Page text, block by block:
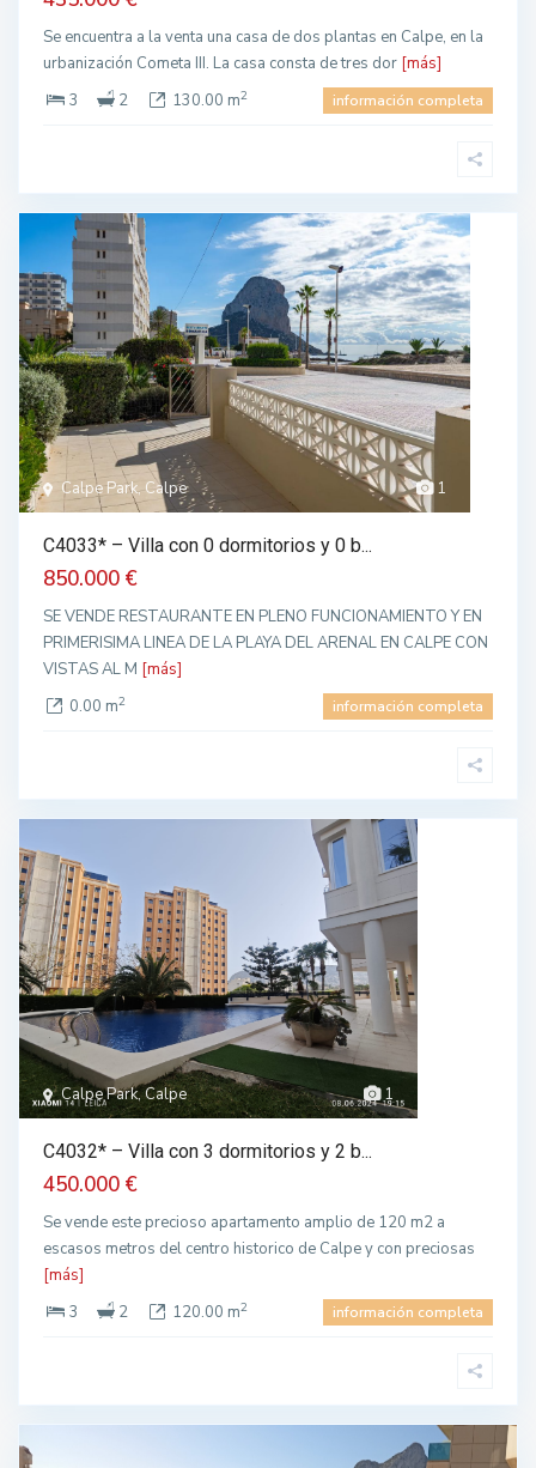
Se encuentra a la venta una casa de dos plantas en Calpe, en la
urbanización Cometa III. La casa consta de tres dor [más]
3
2 130.00 m2 información completa
1
Calpe Park, Calpe
C4033* – Villa con 0 dormitorios y 0 b...
850.000 €
SE VENDE RESTAURANTE EN PLENO FUNCIONAMIENTO Y EN
PRIMERISIMA LINEA DE LA PLAYA DEL ARENAL EN CALPE CON
VISTAS AL M [más]
0.00 m2 información completa
1
Calpe Park, Calpe
C4032* – Villa con 3 dormitorios y 2 b...
450.000 €
Se vende este precioso apartamento amplio de 120 m2 a
escasos metros del centro historico de Calpe y con preciosas
[más]
3
2 120.00 m2 información completa